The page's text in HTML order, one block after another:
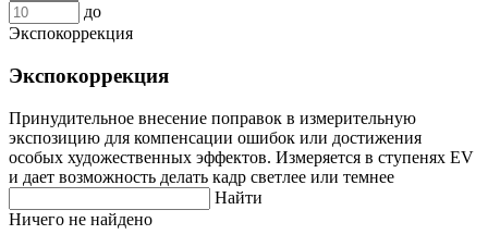
до
Экспокоррекция
Экспокоррекция
Принудительное внесение поправок в измерительную
экспозицию для компенсации ошибок или достижения
особых художественных эффектов. Измеряется в ступенях EV
и дает возможность делать кадр светлее или темнее
Найти
Ничего не найдено